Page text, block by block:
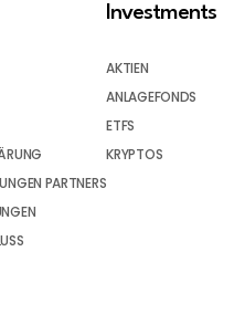
PARTNERS
Investments
AKTIEN
ANLAGEFONDS
ETFS
KRYPTOS